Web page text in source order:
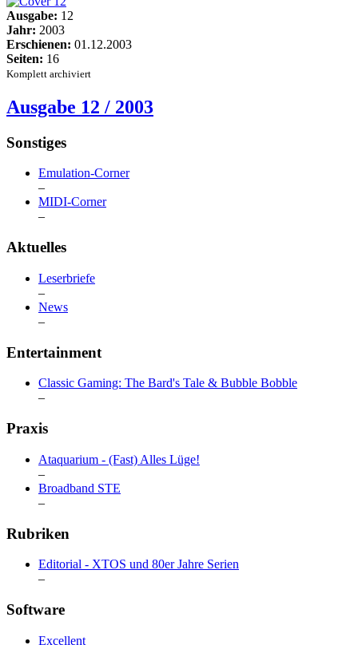
Ausgabe: 12
Jahr: 2003
Erschienen: 01.12.2003
Seiten: 16
Komplett archiviert
Ausgabe 12 / 2003
Sonstiges
Emulation-Corner
–
MIDI-Corner
–
Aktuelles
Leserbriefe
–
News
–
Entertainment
Classic Gaming: The Bard's Tale & Bubble Bobble
–
Praxis
Ataquarium - (Fast) Alles Lüge!
–
Broadband STE
–
Rubriken
Editorial - XTOS und 80er Jahre Serien
–
Software
Excellent